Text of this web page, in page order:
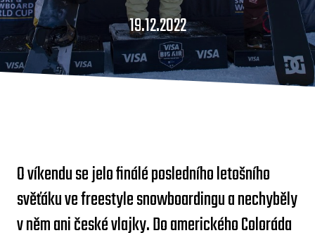
19.12.2022
O víkendu se jelo finálé posledního letošního
svěťáku ve freestyle snowboardingu a nechyběly
v něm ani české vlajky. Do amerického Coloráda